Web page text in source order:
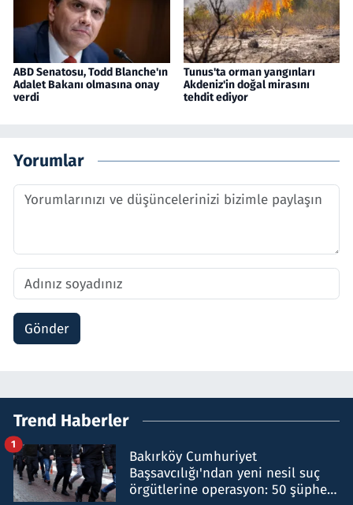
ABD Senatosu, Todd Blanche'ın
Adalet Bakanı olmasına onay
verdi
Tunus'ta orman yangınları
Akdeniz'in doğal mirasını
tehdit ediyor
Yorumlar
Gönder
Trend Haberler
Bakırköy Cumhuriyet
Başsavcılığı'ndan yeni nesil suç
örgütlerine operasyon: 50 şüpheli
1